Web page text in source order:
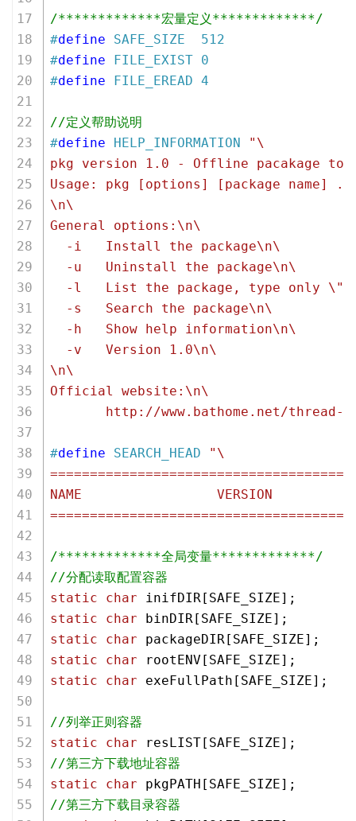
/*************宏量定义*************/
#define SAFE_SIZE  512
#define FILE_EXIST 0
#define FILE_EREAD 4
//定义帮助说明
#define HELP_INFORMATION
"\
pkg version 1.0 - Offline pacakage
Usage: pkg [options] [package name]
\n\
General options:\n\
  -i   Install the package\n\
  -u   Uninstall the package\n\
-l   List the package, type only
  -s   Search the package\n\
  -h   Show help information\n\
  -v   Version 1.0\n\
\n\
Official website:\n\
http://www.bathome.net/thread-
#define SEARCH_HEAD
"\
NAME                 VERSION
/*************全局变量*************/
//分配读取配置容器
static
char inifDIR[SAFE_SIZE];
static
char binDIR[SAFE_SIZE];
static
char packageDIR[SAFE_SIZE];
static
char rootENV[SAFE_SIZE];
static
char exeFullPath[SAFE_SIZE];
//列举正则容器
static
char resLIST[SAFE_SIZE];
//第三方下载地址容器
static
char pkgPATH[SAFE_SIZE];
//第三方下载目录容器